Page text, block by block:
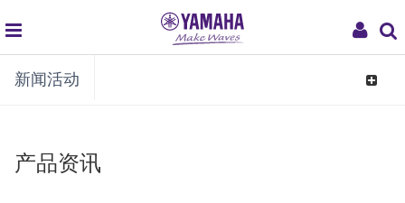
My
global
navigation
新闻活动
Toggle
产品资讯